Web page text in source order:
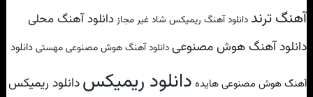
آهنگ ترند دانلود آهنگ ریمیکس شاد غیر مجاز دانلود آهنگ محلی
دانلود آهنگ هوش مصنوعیدانلود آهنگ هوش مصنوعی مهستیدانلود
آهنگ هوش مصنوعی هایده دانلود ریمیکسدانلود ریمیکس